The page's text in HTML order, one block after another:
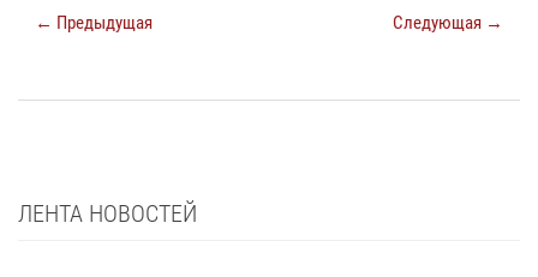
← Предыдущая Следующая →
ЛЕНТА НОВОСТЕЙ